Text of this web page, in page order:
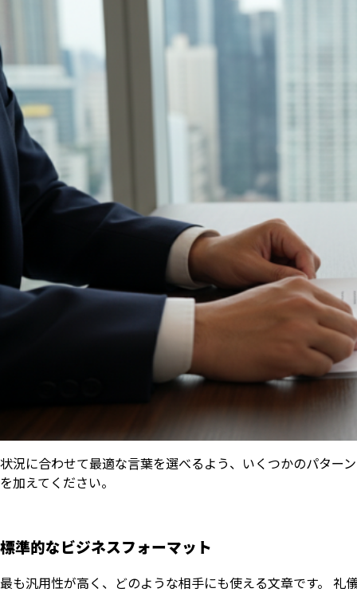
状況に合わせて最適な言葉を選べるよう、いくつかのパター
を加えてください。
標準的なビジネスフォーマット
最も汎用性が高く、どのような相手にも使える文章です。 礼